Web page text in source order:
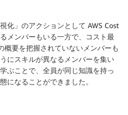
化」のアクションとして AWS Cost
メンバーもいる一方で、コスト最
概要を把握されていないメンバーも
にスキルが異なるメンバーを集い
ぶことで、全員が同じ知識を持っ
になることができました。